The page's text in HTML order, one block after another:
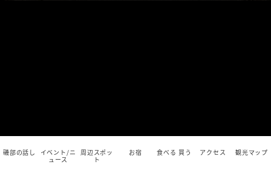
磯部の話し
イベント/ニ
ュース
周辺スポッ
ト
お宿 食べる 買う アクセス 観光マップ